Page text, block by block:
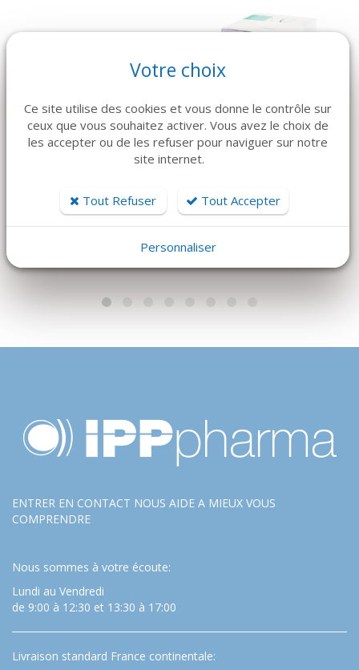
DÉTAILS
B-BRAUN
NOVOSYN - QUICK 4-
Triangulaire - 70CM
250 €
DÉTAILS
B-BRAUN
NOVOSYN 6-0 3/8C
ENTRER EN CONTACT NOUS AIDE A MIEUX VOUS
COMPRENDRE
Nous sommes à votre écoute:
Lundi au Vendredi
de 9:00 à 12:30 et 13:30 à 17:00
Livraison standard France continentale:
Votre choix
Ce site utilise des cookies et vous donne le contrôle sur
ceux que vous souhaitez activer. Vous avez le choix de
les accepter ou de les refuser pour naviguer sur notre
site internet.
Tout Refuser Tout Accepter
Personnaliser